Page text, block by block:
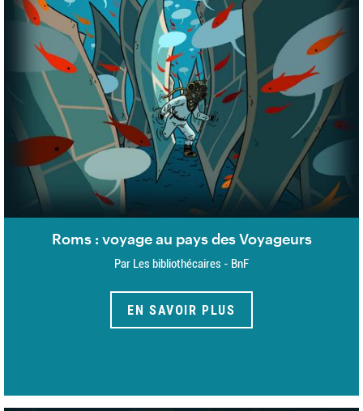
Roms : voyage au pays des Voyageurs
Par Les bibliothécaires - BnF
EN SAVOIR PLUS